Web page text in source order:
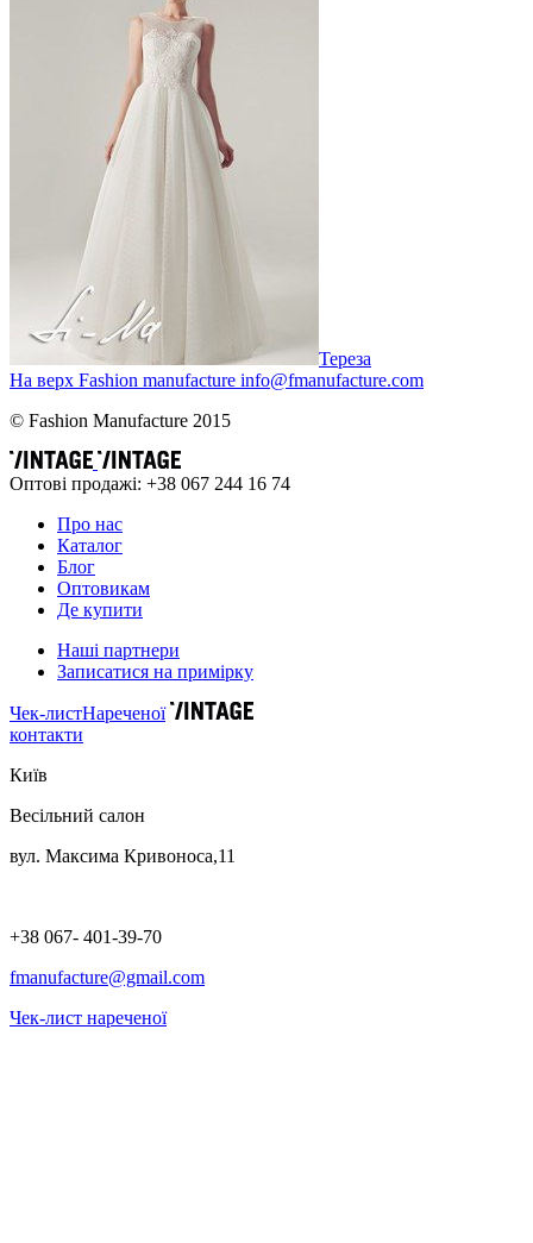
Тереза
На верх Fashion manufacture info@fmanufacture.com
© Fashion Manufacture 2015
Оптові продажі: +38 067 244 16 74
Про нас
Каталог
Блог
Оптовикам
Де купити
Наші партнери
Записатися на примірку
Чек-листНареченої
контакти
Київ
Весільний салон
вул. Максима Кривоноса,11
+38 067- 401-39-70
fmanufacture@gmail.com
Чек-лист нареченої